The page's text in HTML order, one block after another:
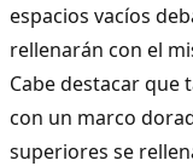
espacios vacíos
rellenarán con el
Cabe destacar que
con un marco
superiores se